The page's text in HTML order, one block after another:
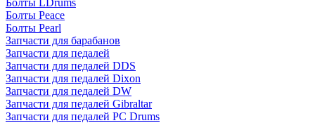
Болты LDrums
Болты Peace
Болты Pearl
Запчасти для барабанов
Запчасти для педалей
Запчасти для педалей DDS
Запчасти для педалей Dixon
Запчасти для педалей DW
Запчасти для педалей Gibraltar
Запчасти для педалей PC Drums